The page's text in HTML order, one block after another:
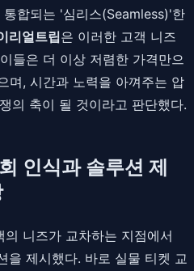
합되는 '심리스(Seamless)'한
리얼트립은 이러한 고객 니즈
들은 더 이상 저렴한 가격만으
며, 시간과 노력을 아껴주는 압
의 축이 될 것이라고 판단했다.
인식과 솔루션 제
니즈가 교차하는 지점에서
을 제시했다. 바로 실물 티켓 교